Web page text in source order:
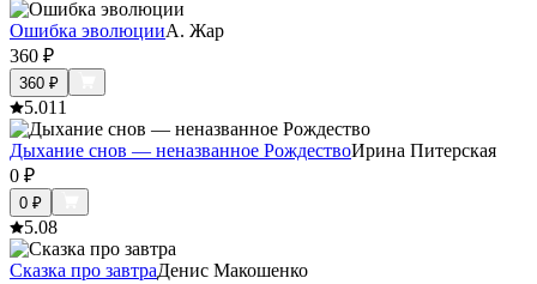
Ошибка эволюцииА. Жар
360 ₽
360 ₽
5.011
Дыхание снов — неназванное РождествоИрина Питерская
0 ₽
0 ₽
5.08
Сказка про завтраДенис Макошенко